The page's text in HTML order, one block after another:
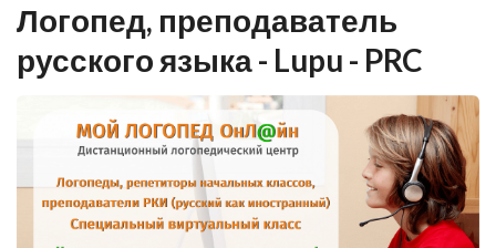
Логопед, преподаватель
русского языка - Lupu - PRC